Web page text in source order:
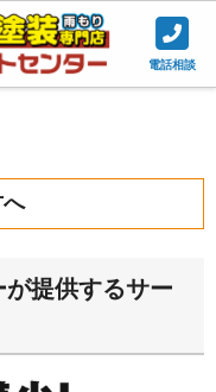
電話相談
提供するサー